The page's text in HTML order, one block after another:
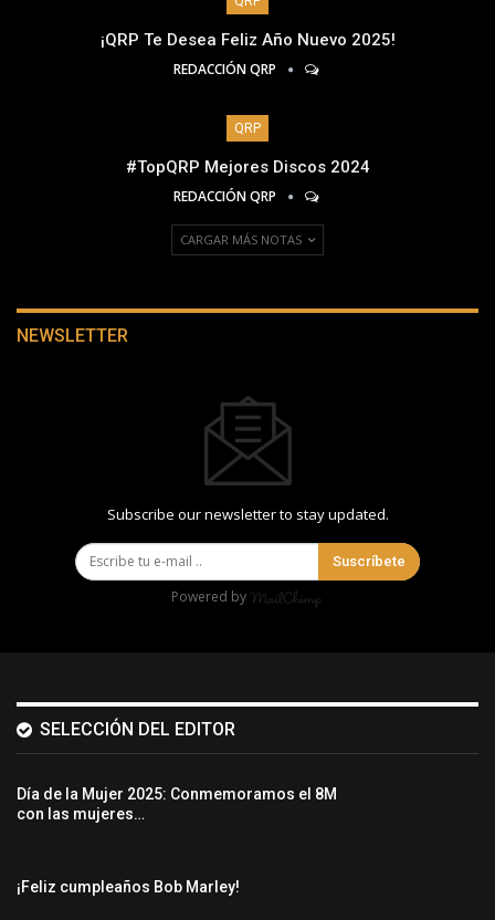
¡QRP Te Desea Feliz Año Nuevo 2025!
REDACCIÓN QRP
QRP
#TopQRP Mejores Discos 2024
REDACCIÓN QRP
CARGAR MÁS NOTAS
NEWSLETTER
Subscribe our newsletter to stay updated.
Suscríbete
Powered by
SELECCIÓN DEL EDITOR
Día de la Mujer 2025: Conmemoramos el 8M
con las mujeres…
¡Feliz cumpleaños Bob Marley!